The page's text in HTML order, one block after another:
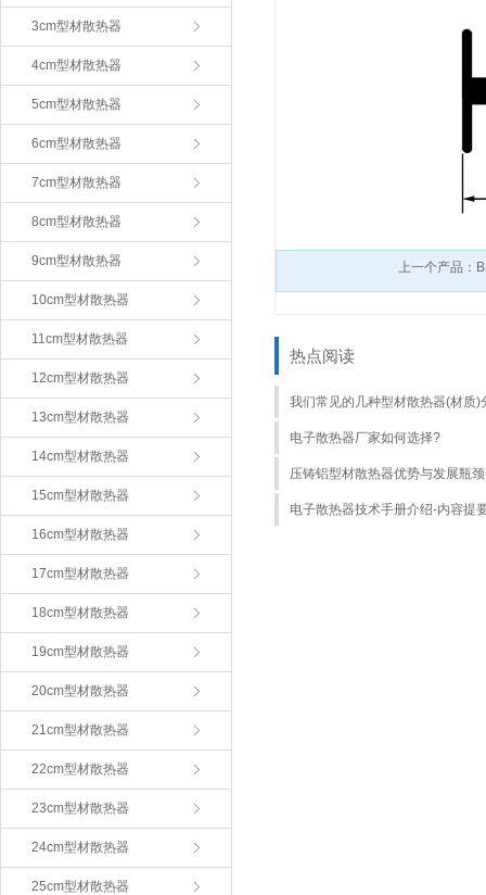
3cm型材散热器
4cm型材散热器
5cm型材散热器
6cm型材散热器
7cm型材散热器
8cm型材散热器
9cm型材散热器
10cm型材散热器
11cm型材散热器
12cm型材散热器
13cm型材散热器
14cm型材散热器
15cm型材散热器
16cm型材散热器
17cm型材散热器
18cm型材散热器
19cm型材散热器
20cm型材散热器
21cm型材散热器
22cm型材散热器
23cm型材散热器
24cm型材散热器
25cm型材散热器
上一个产品：
热点阅读
我们常见的几种型材散热器(材质)
电子散热器厂家如何选择?
压铸铝型材散热器优势与发展瓶颈
电子散热器技术手册介绍-内容提